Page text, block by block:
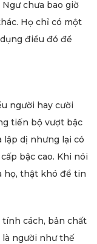
chưa bao giờ
Họ chỉ có một
điều đó để
người hay cười
tiến bộ vượt bậc
lập dị nhưng lại có
bậc cao. Khi nói
họ, thật khó để tin
tính cách, bản chất
người như thế